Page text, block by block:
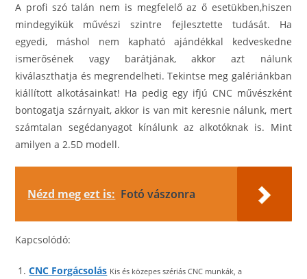
A profi szó talán nem is megfelelő az ő esetükben,hiszen
mindegyikük művészi szintre fejlesztette tudását. Ha
egyedi, máshol nem kapható ajándékkal kedveskedne
ismerősének vagy barátjának, akkor azt nálunk
kiválaszthatja és megrendelheti. Tekintse meg galériánkban
kiállított alkotásainkat! Ha pedig egy ifjú CNC művészként
bontogatja szárnyait, akkor is van mit keresnie nálunk, mert
számtalan segédanyagot kínálunk az alkotóknak is. Mint
amilyen a 2.5D modell.
Nézd meg ezt is: Fotó vászonra
Kapcsolódó:
CNC Forgácsolás Kis és közepes szériás CNC munkák, a